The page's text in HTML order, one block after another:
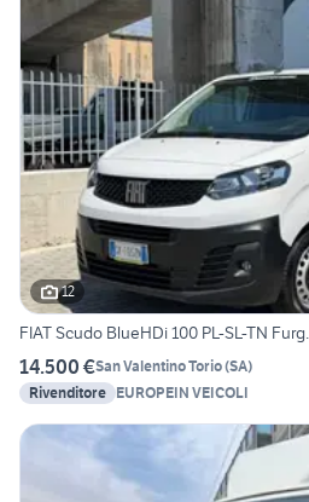
12
FIAT Scudo BlueHDi 100 PL-SL-TN
14.500 €San Valentino Torio(SA)
Rivenditore EUROPEIN VEICOLI